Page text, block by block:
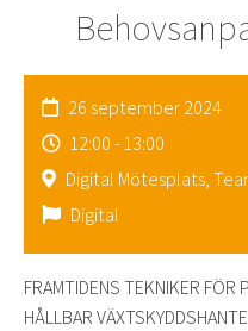
26 september 2024
12:00 - 13:00
Digital Mötesplats,
Digital
FRAMTIDENS TEKNIKER FÖR
HÅLLBAR